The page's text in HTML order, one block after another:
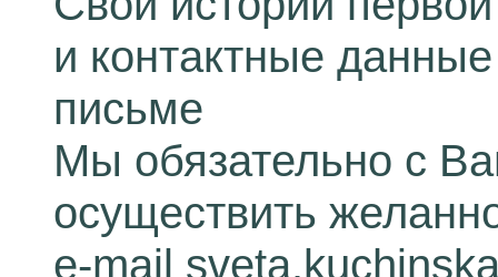
и контактные
письме
Мы обязательно с
осуществить
e-mail